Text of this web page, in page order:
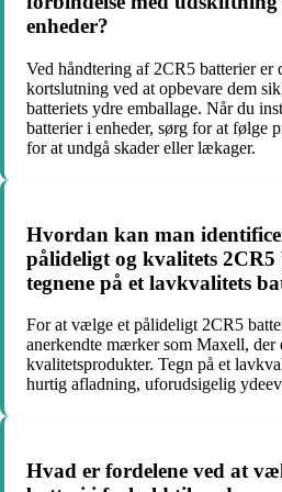
enheder?
Ved håndtering af 2CR5 batterier er
kortslutning ved at opbevare dem
batteriets ydre emballage. Når du
batterier i enheder, sørg for at følge
for at undgå skader eller lækager.
Hvordan kan man
pålideligt og kvalitets
tegnene på et lavkvalitets
For at vælge et pålideligt 2CR5
anerkendte mærker som Maxell, der
kvalitetsprodukter. Tegn på et
hurtig afladning, uforudsigelig
Hvad er fordelene ved at